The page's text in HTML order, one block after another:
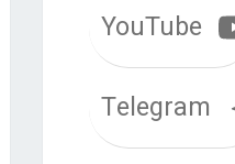
YouTube
Telegram